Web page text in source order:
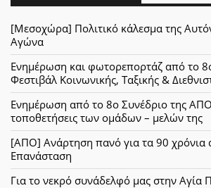
[Μεσοχώρα] Πολιτικό κάλεσμα της
Αγώνα
Ενημέρωση και φωτορεπορτάζ από το
Φεστιβάλ Κοινωνικής, Ταξικής &
Ενημέρωση από το 8ο Συνέδριο της
τοποθετήσεις των ομάδων – μελών της
[ΑΠΟ] Ανάρτηση πανό για τα 90 χρόνια
Επανάσταση
Για το νεκρό συνάδελφό μας στην Αγία